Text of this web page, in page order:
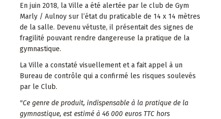
En juin 2018, la Ville a été alertée par le club de Gym
Marly / Aulnoy sur l’état du praticable de 14 x 14 mètres
de la salle. Devenu vétuste, il présentait des signes de
fragilité pouvant rendre dangereuse la pratique de la
gymnastique.
La Ville a constaté visuellement et a fait appel à un
Bureau de contrôle qui a confirmé les risques soulevés
par le Club.
"Ce genre de produit, indispensable à la pratique de la
gymnastique, est estimé à 46 000 euros TTC hors